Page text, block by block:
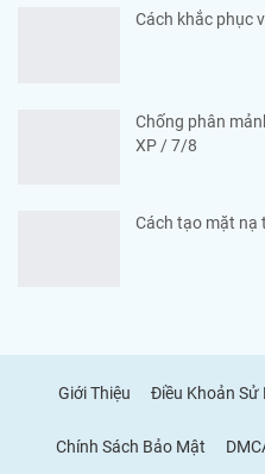
Cách khắc phục
Chống phân
XP / 7/8
Cách tạo mặt nạ
Giới Thiệu Điều Khoản Sử
Chính Sách Bảo Mật